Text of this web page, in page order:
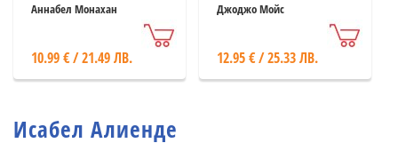
Аннабел Монахан
10.99 € / 21.49 ЛВ.
Джоджо Мойс
12.95 € / 25.33 ЛВ.
Исабел Алиенде